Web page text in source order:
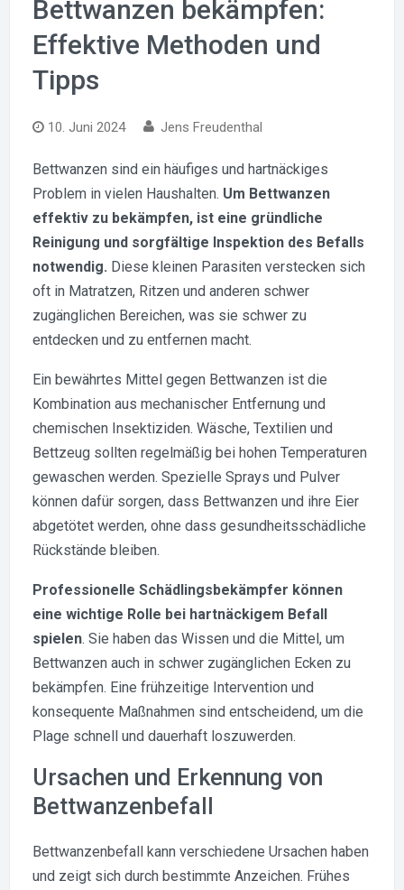
Bettwanzen bekämpfen:
Effektive Methoden und
Tipps
10. Juni 2024 Jens Freudenthal
Bettwanzen sind ein häufiges und hartnäckiges
Problem in vielen Haushalten. Um Bettwanzen
effektiv zu bekämpfen, ist eine gründliche
Reinigung und sorgfältige Inspektion des Befalls
notwendig. Diese kleinen Parasiten verstecken sich
oft in Matratzen, Ritzen und anderen schwer
zugänglichen Bereichen, was sie schwer zu
entdecken und zu entfernen macht.
Ein bewährtes Mittel gegen Bettwanzen ist die
Kombination aus mechanischer Entfernung und
chemischen Insektiziden. Wäsche, Textilien und
Bettzeug sollten regelmäßig bei hohen Temperaturen
gewaschen werden. Spezielle Sprays und Pulver
können dafür sorgen, dass Bettwanzen und ihre Eier
abgetötet werden, ohne dass gesundheitsschädliche
Rückstände bleiben.
Professionelle Schädlingsbekämpfer können
eine wichtige Rolle bei hartnäckigem Befall
spielen. Sie haben das Wissen und die Mittel, um
Bettwanzen auch in schwer zugänglichen Ecken zu
bekämpfen. Eine frühzeitige Intervention und
konsequente Maßnahmen sind entscheidend, um die
Plage schnell und dauerhaft loszuwerden.
Ursachen und Erkennung von
Bettwanzenbefall
Bettwanzenbefall kann verschiedene Ursachen haben
und zeigt sich durch bestimmte Anzeichen. Frühes